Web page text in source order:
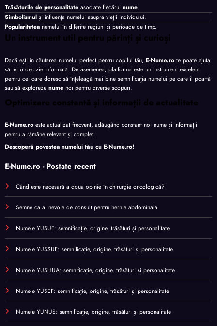
Trăsăturile de personalitate asociate fiecărui nume.
Simbolismul și influența numelui asupra vieții individului.
Popularitatea numelui în diferite regiuni și perioade de timp.
Un instrument util pentru părinți și curioși
Dacă ești în căutarea numelui perfect pentru copilul tău, E-Nume.ro te poate ajuta
să iei o decizie informată. De asemenea, platforma este un instrument excelent
pentru cei care doresc să înțeleagă mai bine semnificația numelui pe care îl poartă
sau să exploreze nume noi pentru diverse scopuri.
Optimizare constantă și informații de actualitate
E-Nume.ro este actualizat frecvent, adăugând constant noi nume și informații
pentru a rămâne relevant și complet.
Descoperă povestea numelui tău cu E-Nume.ro!
E-Nume.ro - Postate recent
Când este necesară a doua opinie în chirurgie oncologică?
Semne că ai nevoie de consult pentru hernie abdominală
Numele YUSUF: semnificație, origine, trăsături și personalitate
Numele YUSSUF: semnificație, origine, trăsături și personalitate
Numele YUSHUA: semnificație, origine, trăsături și personalitate
Numele YUSEF: semnificație, origine, trăsături și personalitate
Numele YUNUS: semnificație, origine, trăsături și personalitate